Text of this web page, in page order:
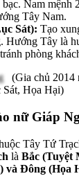
Nam mệnh
Tây Nam.
Sát): Tạo
Hướng Tây là
phòng
(Gia chủ 2014
Họa Hại)
nữ Giáp
Tây Tứ
là Bắc (Tuyệt
và Đông (Họa